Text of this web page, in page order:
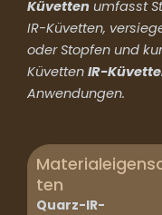
Küvetten umfasst
IR-Küvetten,
oder Stopfen und
Küvetten IR-
Anwendungen.
ten
Quarz-IR-